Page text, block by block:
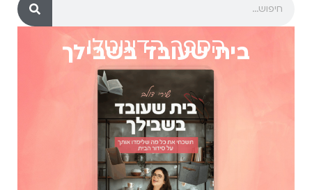
הספר הדיגיטלי
בית שעובד בשבילך